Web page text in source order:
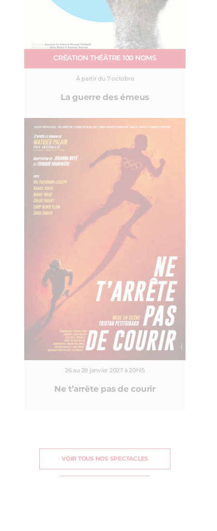
CRÉATION THÉÂTRE 100 NOMS
À partir du 7 octobre
La guerre des émeus
26 au 28 janvier 2027 à 20h15
Ne t’arrête pas de courir
VOIR TOUS NOS SPECTACLES